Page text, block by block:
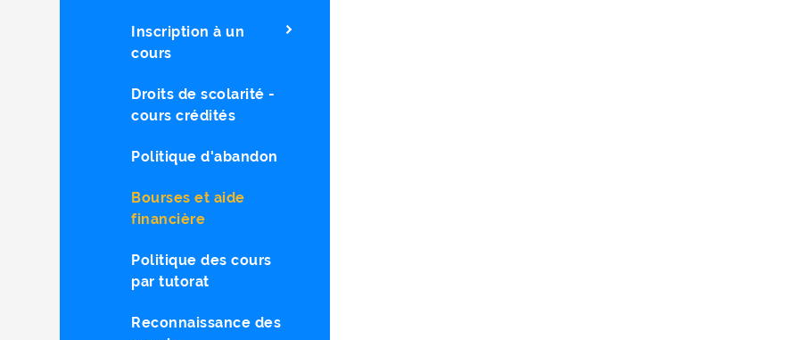
Inscription à un
cours
Droits de scolarité -
cours crédités
Politique d'abandon
Bourses et aide
financière
Politique des cours
par tutorat
Reconnaissance des